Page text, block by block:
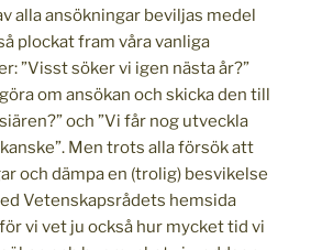
alla ansökningar beviljas medel
plockat fram våra vanliga
”Visst söker vi igen nästa år?”
om ansökan och skicka den till
och ”Vi får nog utveckla
Men trots alla försök att
och dämpa en (trolig) besvikelse
Vetenskapsrådets hemsida
vi vet ju också hur mycket tid vi